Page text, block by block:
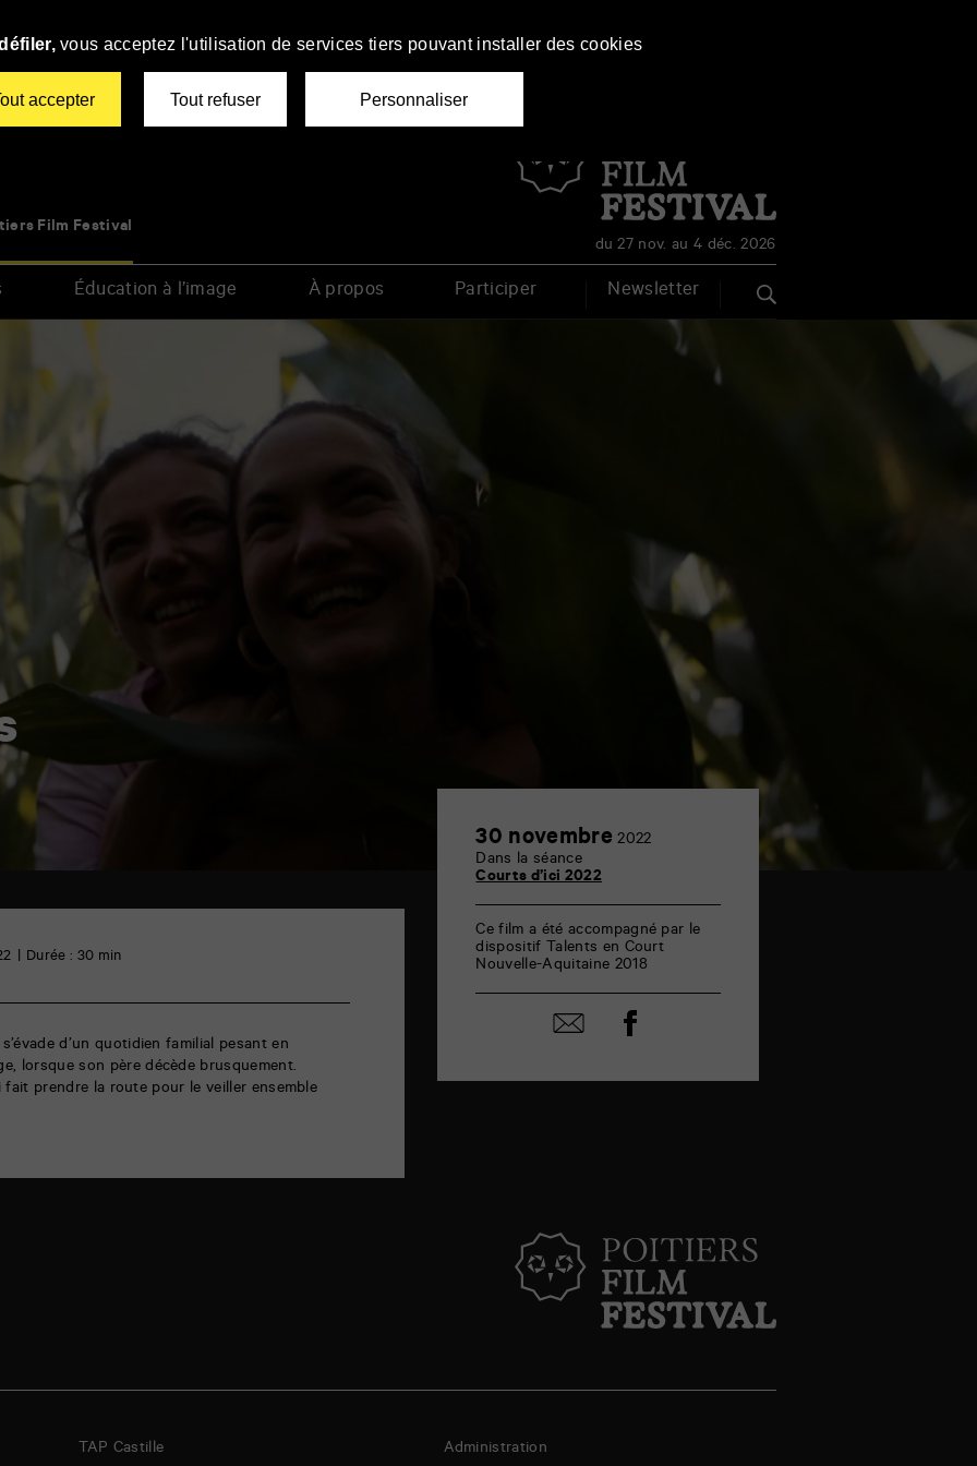
Film Festival
du 27 nov. au 4 déc. 2026
Éducation à l’image À propos Participer Newsletter
Durée : 30 min
d’un quotidien familial pesant en
lorsque son père décède brusquement.
fait prendre la route pour le veiller ensemble
30 novembre 202230
Dans la séance
Courts d’ici 2022
Ce film a été accompagné par le
dispositif Talents en Court
Nouvelle-Aquitaine 2018
Partager
par
Partager
sur
TAP Castille Administration
vous acceptez l'utilisation de services tiers pouvant installer des cookies
accepter Tout refuser Personnaliser